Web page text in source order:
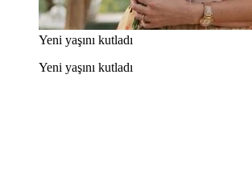
Yeni yaşını kutladı
Yeni yaşını kutladı